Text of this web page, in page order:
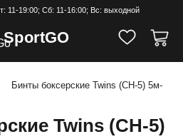
11-19:00; Cб: 11-16:00; Вс: выходной
SportGO
Бинты боксерские Twins (CH-5) 5м-
Twins (CH-5)